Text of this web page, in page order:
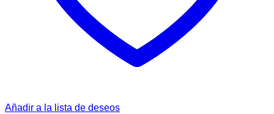
Añadir a la lista de deseos